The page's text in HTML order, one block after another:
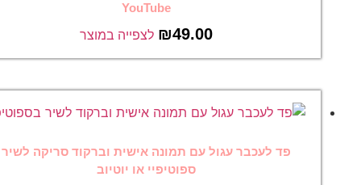
YouTube
₪49.00 לצפייה במוצר
פד לעכבר עגול עם תמונה אישית וברקוד סריקה לשיר
ספוטיפיי או יוטיוב